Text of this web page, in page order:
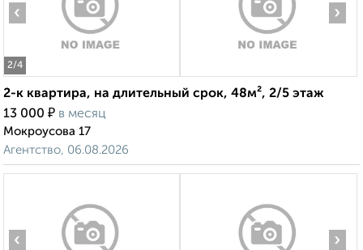
2/4
‹ ›
2-к квартира, на длительный срок, 48м², 2/5 этаж
13 000 ₽ в месяц
Мокроусова 17
Агентство, 06.08.2026
‹ ›